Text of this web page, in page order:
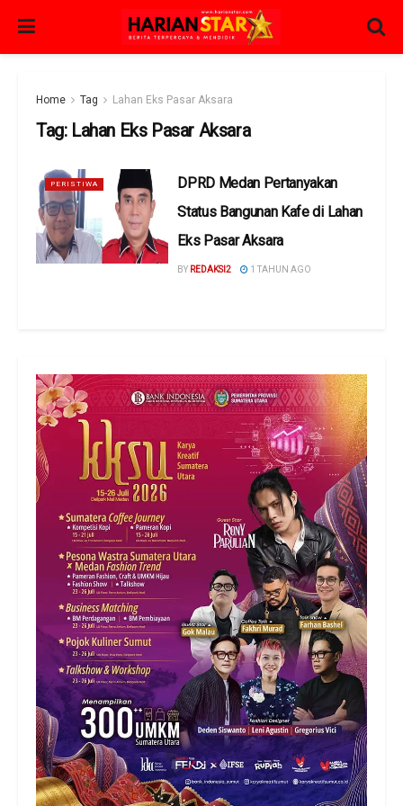
Home Tag Lahan Eks Pasar Aksara
Tag: Lahan Eks Pasar Aksara
PERISTIWA
DPRD Medan Pertanyakan
Status Bangunan Kafe di Lahan
Eks Pasar Aksara
BY REDAKSI2 1 TAHUN AGO